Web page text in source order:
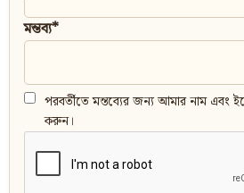
মন্তব্য*
পরবর্তীতে মন্তব্যের জন্য আমার নাম এবং
করুন।